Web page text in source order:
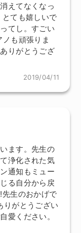
えてなくなっ
ても嬉しいで
てし。すごい
ノも頑張りま
りがとうござ
2019/04/11
ます。先生の
浄化された気
通知もミュー
る自分から戻
生のおかげで
りがとうござい
愛ください。